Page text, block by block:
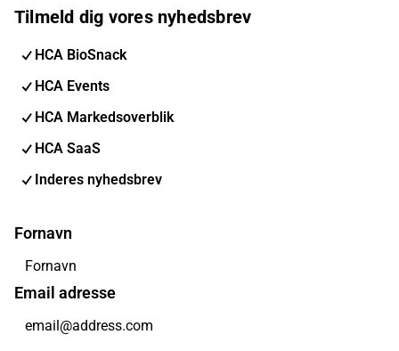
Tilmeld dig vores nyhedsbrev
HCA BioSnack
HCA Events
HCA Markedsoverblik
HCA SaaS
Inderes nyhedsbrev
Fornavn
Email adresse